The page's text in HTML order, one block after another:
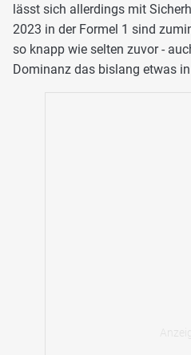
lässt sich allerdings mit
2023 in der Formel 1 sind
so knapp wie selten zuvor -
Dominanz das bislang etwas